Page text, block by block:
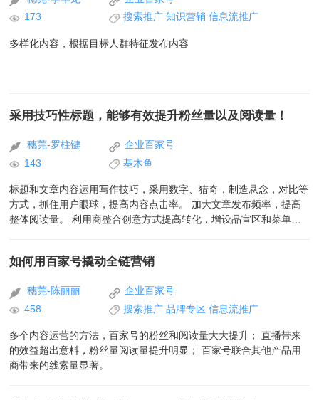
173
搜索推广 知识营销 信息流推广
多样化内容，根据目标人群特征发布内容
采用技巧性标题，能够有效提升粉丝量以及阅读量！
穗莞-罗柱键
企业百家号
143
基木鱼
标题和文章内容运用写作技巧，采用数字、猎奇，制造悬念，对比等
方式，抓住用户眼球，提高内容点击率。 加大文章发布频率，提高
整体阅读量。 利用商整合创意方式提高转化，增设品宣区和菜单
如何用百家号撬动全链营销
穗莞-陈丽丽
企业百家号
458
搜索推广 品牌专区 信息流推广
多个内容运营的方法，百家号的粉丝和阅读量大大提升； 直播带来
的效益超出意料，粉丝量阅读量提升明显； 百家号联合其他产品用
商带来的线索量显著。